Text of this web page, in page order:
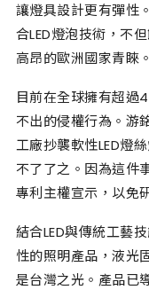
讓燈具設計更有彈性
合LED燈泡技術，不
高昂的歐洲國家青睞。
目前在全球擁有超過
不出的侵權行為。游
工廠抄襲軟性LED燈
不了了之。因為這件
專利主權宣示，以免
結合LED與傳統工藝
性的照明產品，液光
是台灣之光。產品已